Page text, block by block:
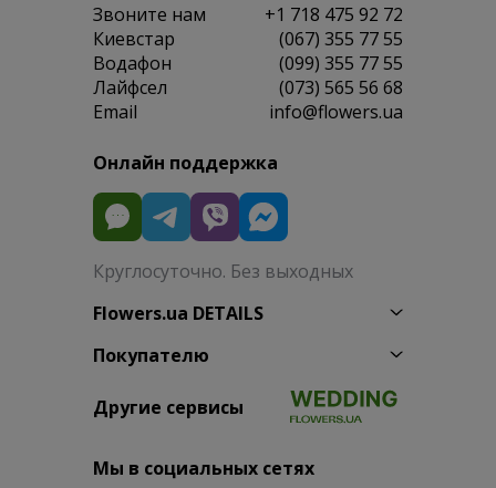
Звоните нам
+1 718 475 92 72
Киевстар
(067) 355 77 55
Водафон
(099) 355 77 55
Лайфсел
(073) 565 56 68
Email
info@flowers.ua
Онлайн поддержка
Круглосуточно. Без выходных
Flowers.ua DETAILS
Покупателю
Другие сервисы
Мы в социальных сетях